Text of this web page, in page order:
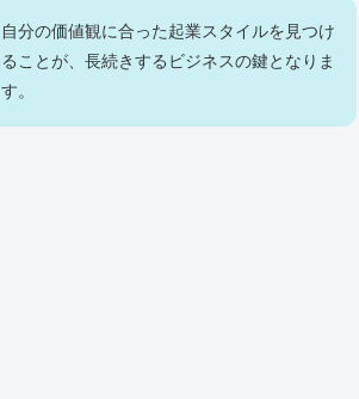
自分の価値観に合った起業スタイルを見つけ
ることが、長続きするビジネスの鍵となりま
す。